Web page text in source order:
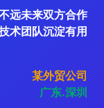
远未来双方合作
术团队沉淀有用
某外贸公司
广东.深圳